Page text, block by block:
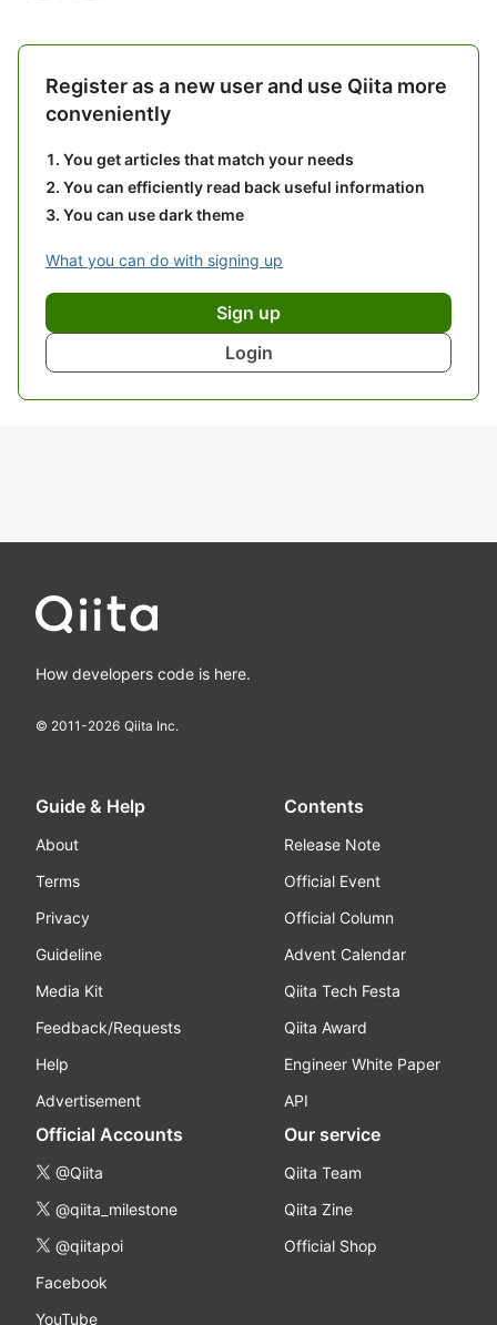
Register as a new user and use Qiita more
conveniently
You get articles that match your needs
You can efficiently read back useful information
You can use dark theme
What you can do with signing up
Sign up
Login
How developers code is here.
© 2011-2026 Qiita Inc.
Guide & Help
About
Terms
Privacy
Guideline
Media Kit
Feedback/Requests
Help
Advertisement
Contents
Release Note
Official Event
Official Column
Advent Calendar
Qiita Tech Festa
Qiita Award
Engineer White Paper
API
Official Accounts
@Qiita
@qiita_milestone
@qiitapoi
Facebook
YouTube
Our service
Qiita Team
Qiita Zine
Official Shop